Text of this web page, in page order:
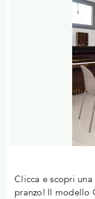
Clicca e scopri
pranzo! Il modello